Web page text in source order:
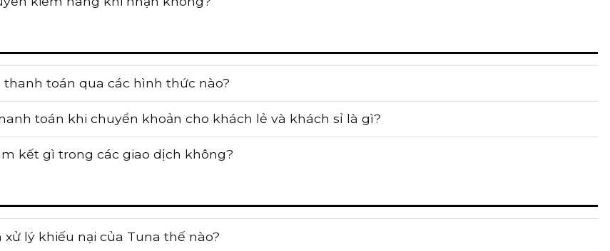
thanh toán qua các hình thức nào?
toán khi chuyển khoản cho khách lẻ và khách sỉ là gì?
kết gì trong các giao dịch không?
xử lý khiếu nại của Tuna thế nào?